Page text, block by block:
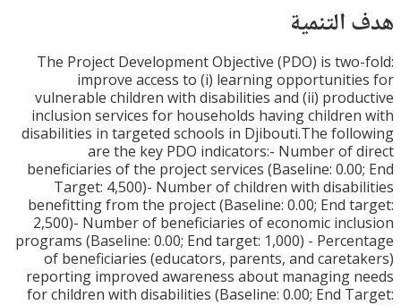
The Project Development Objective (PDO) is
improve access to (i) learning
vulnerable children with disabilities and (ii)
inclusion services for households having
disabilities in targeted schools in Djibouti.The
are the key PDO indicators:- Number of
beneficiaries of the project services (Baseline:
Target: 4,500)- Number of children with
benefitting from the project (Baseline: 0.00; End
2,500)- Number of beneficiaries of economic
programs (Baseline: 0.00; End target: 1,000) -
of beneficiaries (educators, parents, and
reporting improved awareness about managing
for children with disabilities (Baseline: 0.00; End